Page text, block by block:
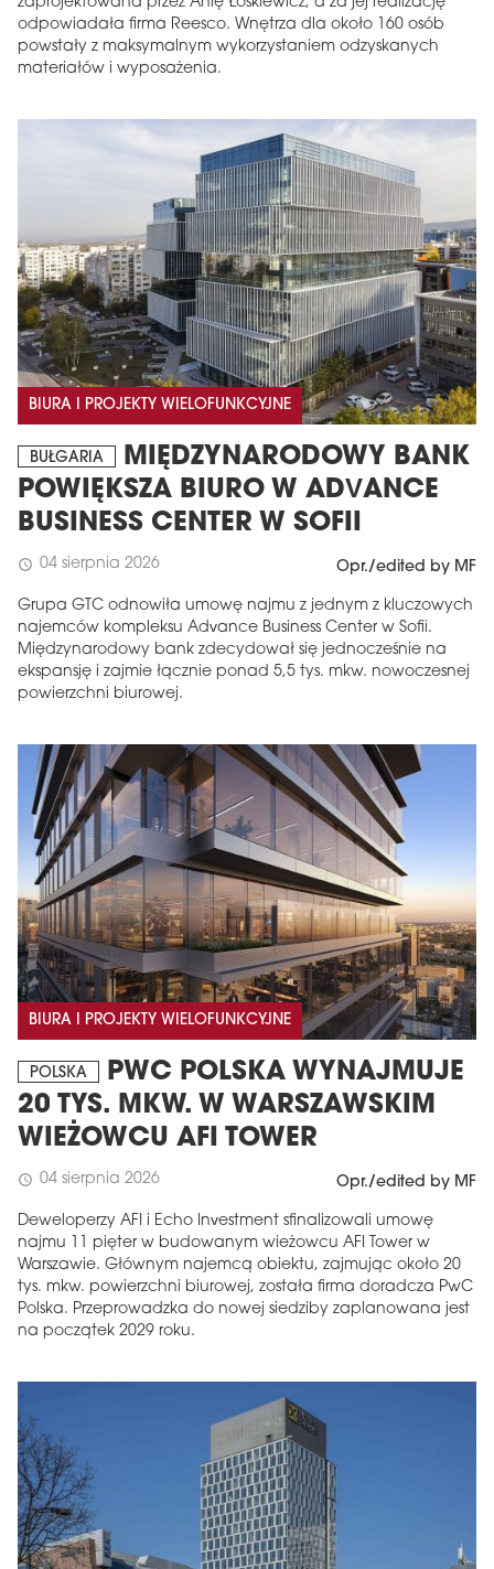
odpowiadała firma Reesco. Wnętrza dla około 160 osób
powstały z maksymalnym wykorzystaniem odzyskanych
materiałów i wyposażenia.
BIURA I PROJEKTY WIELOFUNKCYJNE
BUŁGARIA
MIĘDZYNARODOWY BANK
POWIĘKSZA BIURO W ADVANCE
BUSINESS CENTER W SOFII
schedule 04 sierpnia 2026 Opr./edited by MF
Grupa GTC odnowiła umowę najmu z jednym z kluczowych
najemców kompleksu Advance Business Center w Sofii.
Międzynarodowy bank zdecydował się jednocześnie na
ekspansję i zajmie łącznie ponad 5,5 tys. mkw. nowoczesnej
powierzchni biurowej.
BIURA I PROJEKTY WIELOFUNKCYJNE
POLSKA
PWC POLSKA WYNAJMUJE
20 TYS. MKW. W WARSZAWSKIM
WIEŻOWCU AFI TOWER
schedule 04 sierpnia 2026 Opr./edited by MF
Deweloperzy AFI i Echo Investment sfinalizowali umowę
najmu 11 pięter w budowanym wieżowcu AFI Tower w
Warszawie. Głównym najemcą obiektu, zajmując około 20
tys. mkw. powierzchni biurowej, została firma doradcza PwC
Polska. Przeprowadzka do nowej siedziby zaplanowana jest
na początek 2029 roku.